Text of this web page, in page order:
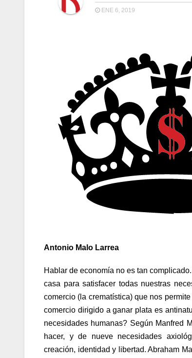
ENE 6, 2019
Antonio Malo Larrea
Hablar de economía no es tan
casa para satisfacer todas nuestras
comercio (la crematística) que nos
comercio dirigido a ganar plata es
necesidades humanas? Según Manfred
hacer, y de nueve necesidades
creación, identidad y libertad.Abraham